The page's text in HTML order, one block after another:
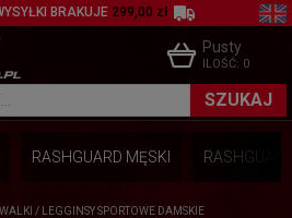
BRAKUJE 299,00 zł
SZUKAJ
Pusty
ILOŚĆ: 0
RASHGUARD MĘSKI
/ LEGGINSY SPORTOWE DAMSKIE